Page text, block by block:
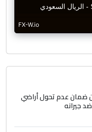
ضمان عدم تحول أراضي
جيرانه